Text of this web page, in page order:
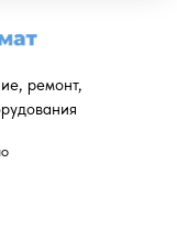
ремонт,